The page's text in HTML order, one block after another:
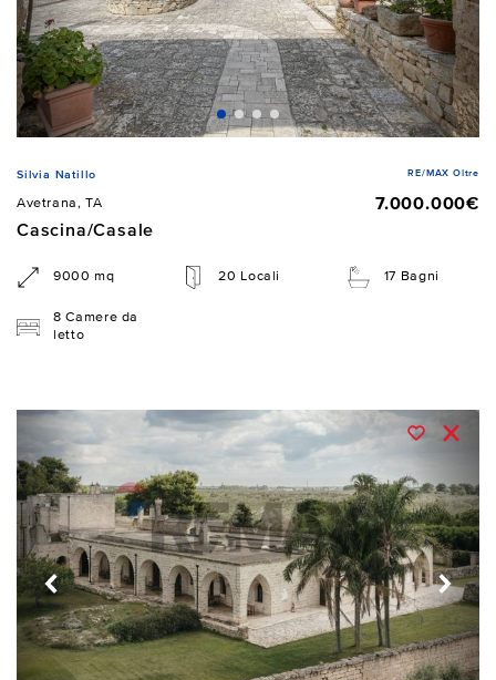
Silvia Natillo RE/MAX Oltre
Avetrana, TA
7.000.000€
Cascina/Casale
9000 mq 20 Locali 17 Bagni
8 Camere da
letto